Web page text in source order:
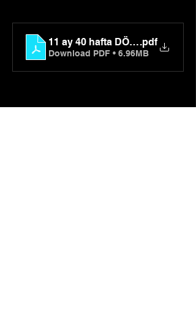
11 ay 40 hafta DÖNÜŞÜM
.pdf
Download PDF • 6.96MB